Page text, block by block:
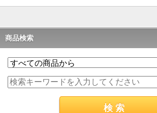
商品検索